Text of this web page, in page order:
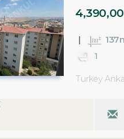
1
Turkey